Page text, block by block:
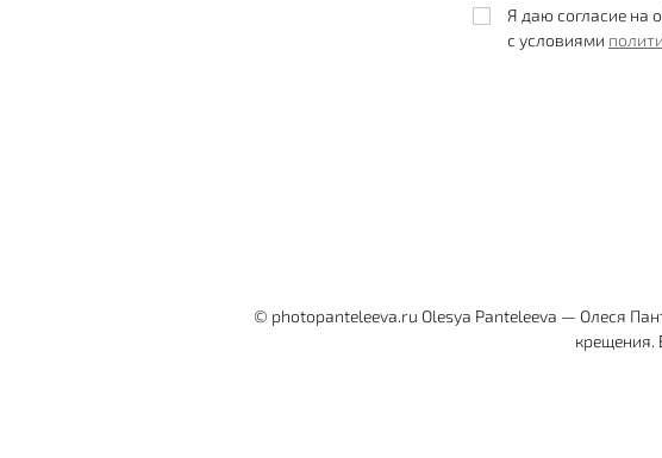
Я даю согласие на
с условиями
© photopanteleeva.ru Olesya Panteleeva — Олеся
крещения.